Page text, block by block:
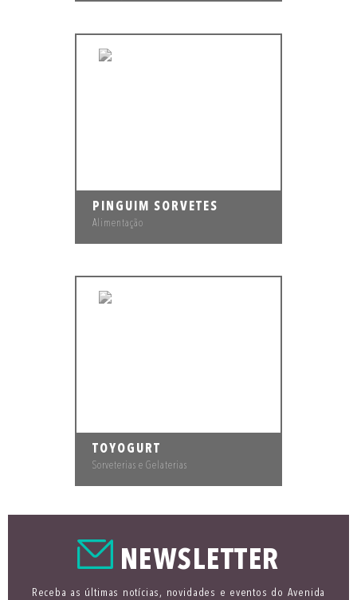
PINGUIM SORVETES
Alimentação
TOYOGURT
Sorveterias e Gelaterias
NEWSLETTER
Receba as últimas notícias, novidades e eventos do Avenida